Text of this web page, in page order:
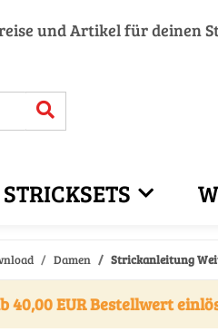
und Artikel für deinen
STRICKSETS
Damen Strickanleitung
40,00 EUR Bestellwert